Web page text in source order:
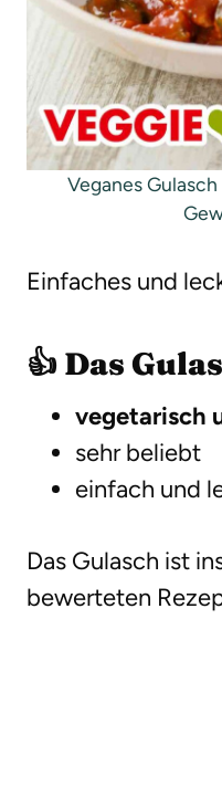
Veganes
Einfaches und
👍 Das
vegetarisch
sehr beliebt
einfach und
Das Gulasch ist
bewerteten